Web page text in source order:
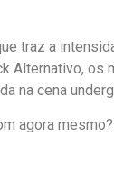
traz a
Alternativo, os
na cena
agora